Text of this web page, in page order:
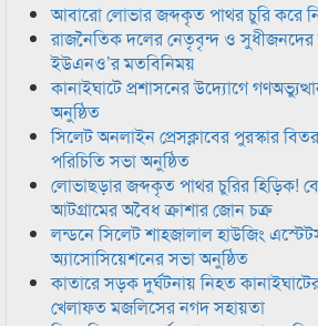
আবারো লোভার জব্দকৃত পাথর চুরি করে
রাজনৈতিক দলের নেতৃবৃন্দ ও সুধীজনদের
ইউএনও’র মতবিনিময়
কানাইঘাটে প্রশাসনের উদ্যোগে
অনুষ্ঠিত
সিলেট অনলাইন প্রেসক্লাবের পুরস্কার
পরিচিতি সভা অনুষ্ঠিত
লোভাছড়ার জব্দকৃত পাথর চুরির হিড়িক!
আটগ্রামের অবৈধ ক্রাশার জোন চক্র
লন্ডনে সিলেট শাহজালাল হাউজিং
অ্যাসোসিয়েশনের সভা অনুষ্ঠিত
কাতারে সড়ক দুর্ঘটনায় নিহত
খেলাফত মজলিসের নগদ সহায়তা